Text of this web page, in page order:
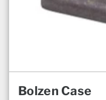
Bolzen Case